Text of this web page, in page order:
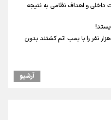
داخلی و اهداف نظامی به نتیجه
نفر را با بمب اتم کشتند بدون
به پذیرش شروط ایران از سوی
را رقم زدند
آرشیو